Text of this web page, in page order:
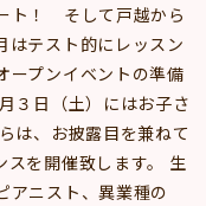
ト！ そして戸越から
はテスト的にレッスン
ープンイベントの準備
３日（土）にはお子さ
は、お披露目を兼ねて
スを開催致します。 生
アニスト、異業種の